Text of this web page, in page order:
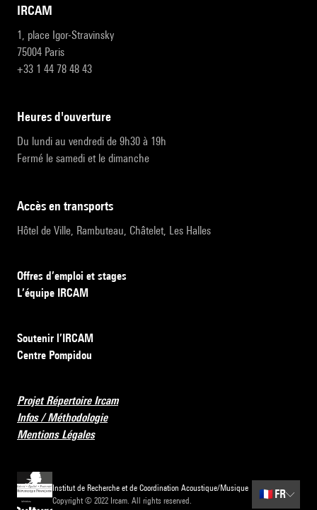
IRCAM
1, place Igor-Stravinsky
75004 Paris
+33 1 44 78 48 43
heures d'ouverture
Du lundi au vendredi de 9h30 à 19h
Fermé le samedi et le dimanche
accès en transports
Hôtel de Ville, Rambuteau, Châtelet, Les Halles
Offres d’emploi et stages
L’équipe IRCAM
Soutenir l’IRCAM
Centre Pompidou
Projet Répertoire Ircam
Infos / Méthodologie
Mentions Légales
Institut de Recherche et de Coordination Acoustique/Musique
Copyright © 2022 Ircam. All rights reserved.
🇫🇷 FR